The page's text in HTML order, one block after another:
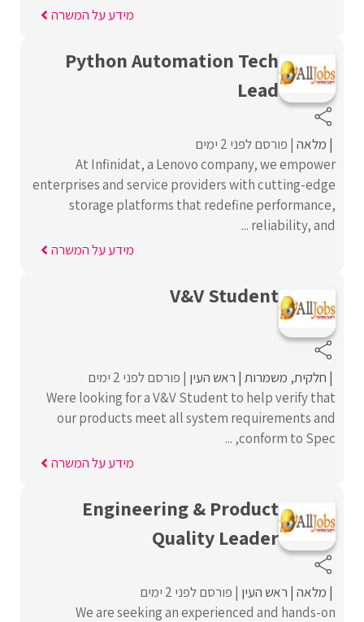
מידע על המשרה
Python Automation Tech
Lead
מלאה פורסם לפני 2 ימים
At Infinidat, a Lenovo company, we empower
enterprises and service providers with cutting-edge
storage platforms that redefine performance,
reliability, and ...
מידע על המשרה
V&V Student
חלקית משמרות ראש העין פורסם לפני 2 ימים
Were looking for a V&V Student to help verify that
our products meet all system requirements and
conform to Spec, ...
מידע על המשרה
Engineering & Product
Quality Leader
מלאה ראש העין פורסם לפני 2 ימים
We are seeking an experienced and hands-on